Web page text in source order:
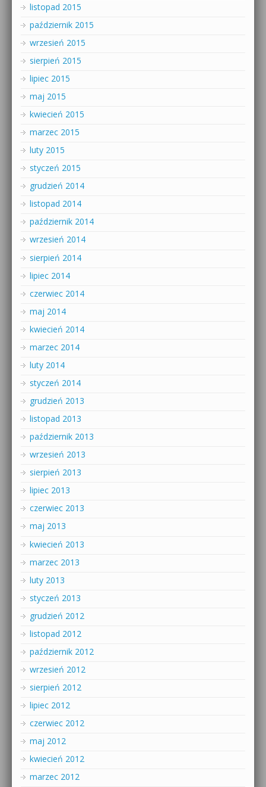
listopad 2015
październik 2015
wrzesień 2015
sierpień 2015
lipiec 2015
maj 2015
kwiecień 2015
marzec 2015
luty 2015
styczeń 2015
grudzień 2014
listopad 2014
październik 2014
wrzesień 2014
sierpień 2014
lipiec 2014
czerwiec 2014
maj 2014
kwiecień 2014
marzec 2014
luty 2014
styczeń 2014
grudzień 2013
listopad 2013
październik 2013
wrzesień 2013
sierpień 2013
lipiec 2013
czerwiec 2013
maj 2013
kwiecień 2013
marzec 2013
luty 2013
styczeń 2013
grudzień 2012
listopad 2012
październik 2012
wrzesień 2012
sierpień 2012
lipiec 2012
czerwiec 2012
maj 2012
kwiecień 2012
marzec 2012